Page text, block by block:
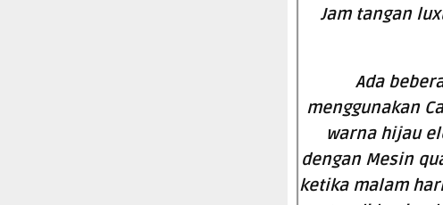
Jam tangan
Ada
menggunakan
warna hijau
dengan Mesin
ketika malam